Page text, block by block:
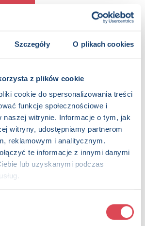
Szczegóły O plikach cookies
z plików cookie
cookie do spersonalizowania treści
funkcje społecznościowe i
naszej witrynie. Informacje o tym, jak
witryny, udostępniamy partnerom
reklamowym i analitycznym.
te informacje z innymi danymi
lub uzyskanymi podczas
o przygodach sympatycznych
każdą niedzielę swoim rodzinnym
wycieczkę. Mały czytelnik zdecyduje,
się następnym razem!
cm
39-1
Olesiejuk
(0-12), Aktywizacja, Książka z